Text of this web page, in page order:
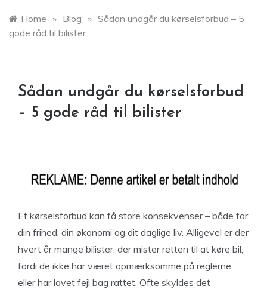
Home » Blog » Sådan undgår du kørselsforbud – 5
gode råd til bilister
Sådan undgår du kørselsforbud
– 5 gode råd til bilister
Et kørselsforbud kan få store konsekvenser – både for
din frihed, din økonomi og dit daglige liv. Alligevel er der
hvert år mange bilister, der mister retten til at køre bil,
fordi de ikke har været opmærksomme på reglerne
eller har lavet fejl bag rattet. Ofte skyldes det